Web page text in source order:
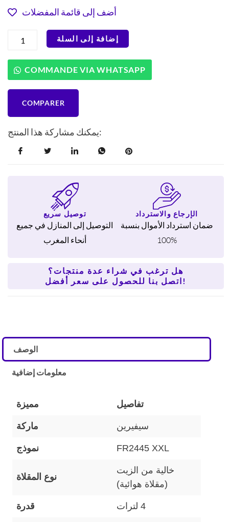
هو:
هو:
أضف إلى قائمة المفضلات
مقلاة
كهربائية
سيفيرين
سعة
4
لترات،
لون
أسود
إضافة إلى السلة
COMMANDE VIA WHATSAPP
COMPARER
يمكنك مشاركة هذا المنتج:
توصيل سريع
التوصيل إلى المنازل في جميع
أنحاء المغرب
الإرجاع والاسترداد
ضمان استرداد الأموال بنسبة
100%
هل ترغب في شراء عدة منتجات؟
اتصل بنا للحصول على سعر أفضل!
الوصف
معلومات إضافية
مميزة تفاصيل
ماركة سيفيرين
نموذج FR2445 XXL
نوع المقلاة
خالية من الزيت
(مقلاة هوائية)
قدرة 4 لترات